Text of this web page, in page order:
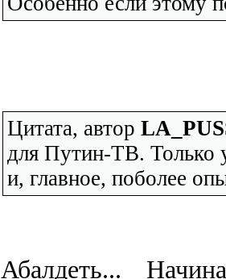
Цитата, автор
для Путин-ТВ. Только
и, главное, поболее
Абалдеть...